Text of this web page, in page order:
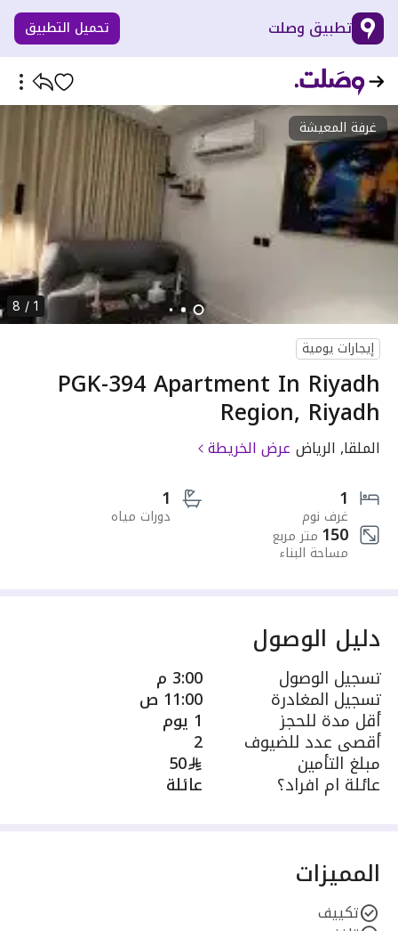
تطبيق وصلت تحميل التطبيق
غرفة المعيشة
1 / 8
إيجارات يومية
PGK-394 Apartment In Riyadh
Region, Riyadh
الملقا, الرياض عرض الخريطة
1
غرف نوم
1
دورات مياه
150 متر مربع
مساحة البناء
دليل الوصول
تسجيل الوصول 3:00 م
تسجيل المغادرة 11:00 ص
أقل مدة للحجز 1 يوم
أقصى عدد للضيوف 2
مبلغ التأمين 50
عائلة ام افراد؟ عائلة
المميزات
تكييف